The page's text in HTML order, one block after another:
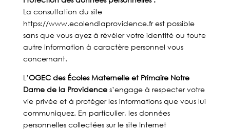
La consultation du site
https://www.ecolendlaprovidence.fr est possible
sans que vous ayez à révéler votre identité ou toute
autre information à caractère personnel vous
concernant.
L’OGEC des Écoles Maternelle et Primaire Notre
Dame de la Providences’engage à respecter votre
vie privée et à protéger les informations que vous lui
communiquez. En particulier, les données
personnelles collectées sur le site Internet